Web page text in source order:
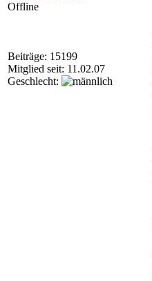
Offline
Beiträge: 15199
Mitglied seit: 11.02.07
Geschlecht: